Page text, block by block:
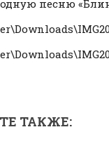
песню
ТАКЖЕ: